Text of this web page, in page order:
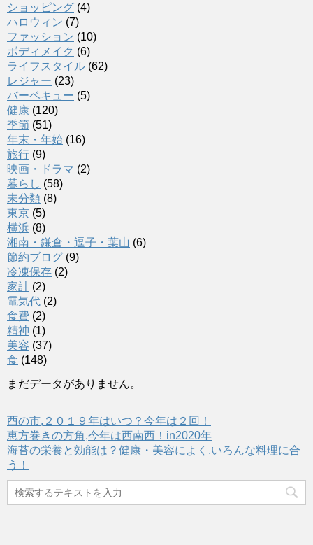
ショッピング (4)
ハロウィン (7)
ファッション (10)
ボディメイク (6)
ライフスタイル (62)
レジャー (23)
バーベキュー (5)
健康 (120)
季節 (51)
年末・年始 (16)
旅行 (9)
映画・ドラマ (2)
暮らし (58)
未分類 (8)
東京 (5)
横浜 (8)
湘南・鎌倉・逗子・葉山 (6)
節約ブログ (9)
冷凍保存 (2)
家計 (2)
電気代 (2)
食費 (2)
精神 (1)
美容 (37)
食 (148)
まだデータがありません。
酉の市,２０１９年はいつ？今年は２回！
恵方巻きの方角,今年は西南西！in2020年
海苔の栄養と効能は？健康・美容によく,いろんな料理に合
う！